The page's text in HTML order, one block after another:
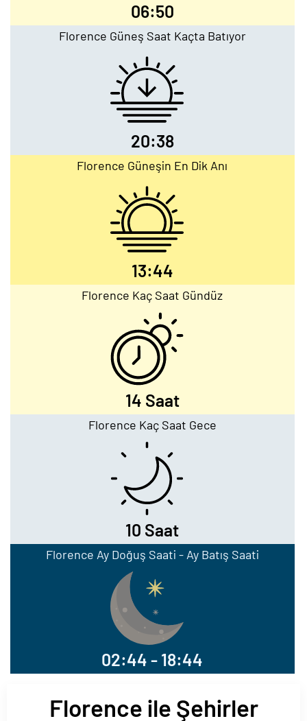
06:50
Florence Güneş Saat Kaçta Batıyor
20:38
Florence Güneşin En Dik Anı
13:44
Florence Kaç Saat Gündüz
14 Saat
Florence Kaç Saat Gece
10 Saat
Florence Ay Doğuş Saati - Ay Batış Saati
02:44 - 18:44
Florence ile Şehirler